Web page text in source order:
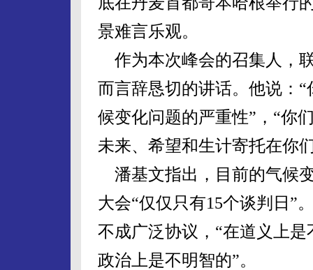
景难言乐观。
作为本次峰会的召集人，
而言辞恳切的讲话。他说：
候变化问题的严重性”，“你
未来、希望和生计寄托在你
潘基文指出，目前的气候
大会“仅仅只有15个谈判日”
不成广泛协议，“在道义上
政治上是不明智的”。